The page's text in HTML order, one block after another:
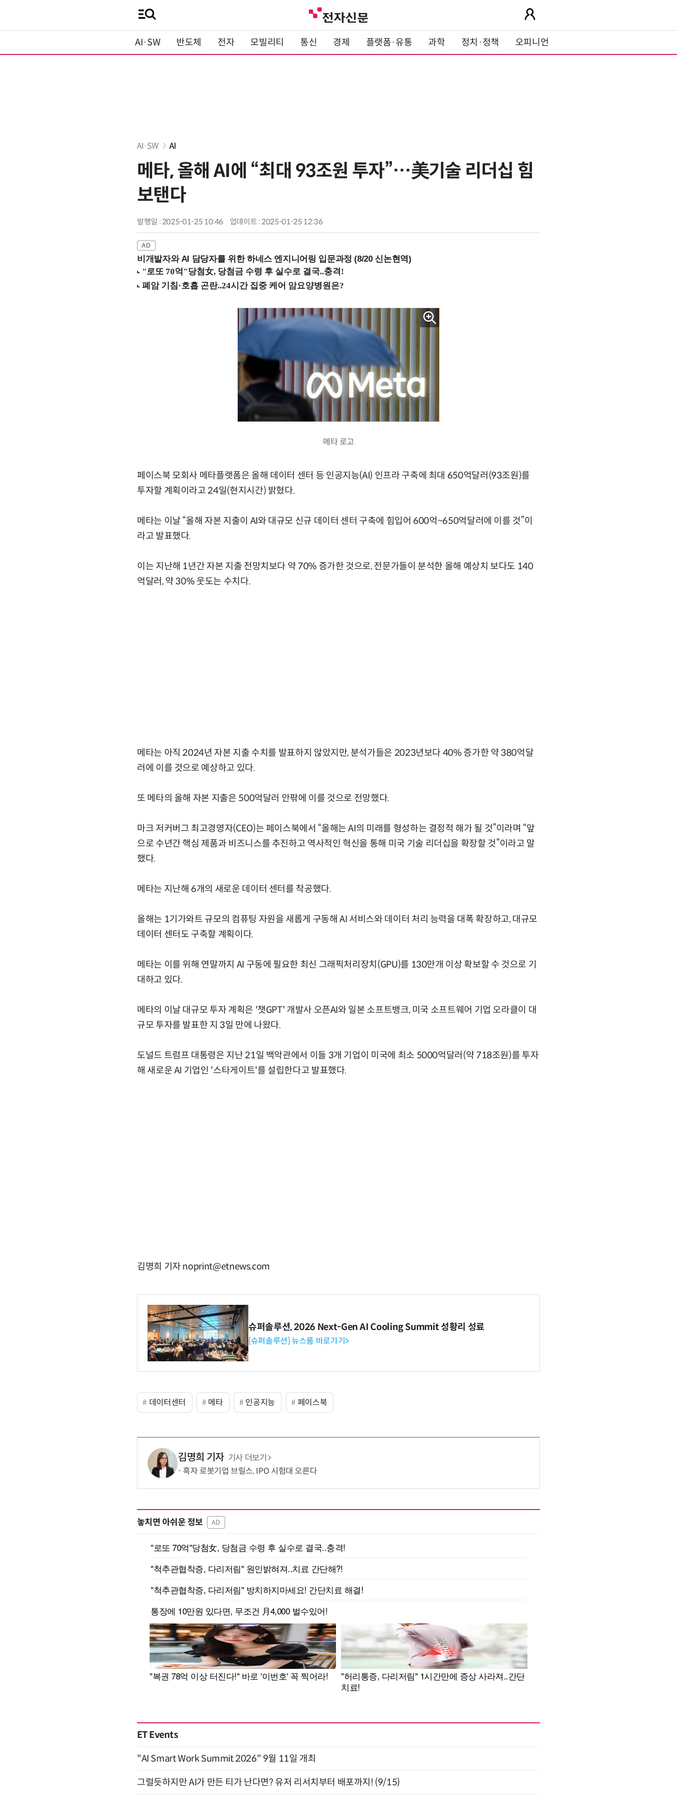
AI·SW 반도체 전자 모빌리티 통신 경제 플랫폼·유통 과학 정치·정책 오피니언
AI·SW AI
메타, 올해 AI에 “최대 93조원 투자”…美기술 리더십 힘
보탠다
발행일 : 2025-01-25 10:46 업데이트 : 2025-01-25 12:36
비개발자와 AI 담당자를 위한 하네스 엔지니어링 입문과정 (8/20 신논현역)
메타 로고
페이스북 모회사 메타플랫폼은 올해 데이터 센터 등 인공지능(AI) 인프라 구축에 최대 650억달러(93조원)를
투자할 계획이라고 24일(현지시간) 밝혔다.
메타는 이날 “올해 자본 지출이 AI와 대규모 신규 데이터 센터 구축에 힘입어 600억~650억달러에 이를 것”이
라고 발표했다.
이는 지난해 1년간 자본 지출 전망치보다 약 70% 증가한 것으로, 전문가들이 분석한 올해 예상치 보다도 140
억달러, 약 30% 웃도는 수치다.
메타는 아직 2024년 자본 지출 수치를 발표하지 않았지만, 분석가들은 2023년보다 40% 증가한 약 380억달
러에 이를 것으로 예상하고 있다.
또 메타의 올해 자본 지출은 500억달러 안팎에 이를 것으로 전망했다.
마크 저커버그 최고경영자(CEO)는 페이스북에서 “올해는 AI의 미래를 형성하는 결정적 해가 될 것”이라며 “앞
으로 수년간 핵심 제품과 비즈니스를 추진하고 역사적인 혁신을 통해 미국 기술 리더십을 확장할 것”이라고 말
했다.
메타는 지난해 6개의 새로운 데이터 센터를 착공했다.
올해는 1기가와트 규모의 컴퓨팅 자원을 새롭게 구동해 AI 서비스와 데이터 처리 능력을 대폭 확장하고, 대규모
데이터 센터도 구축할 계획이다.
메타는 이를 위해 연말까지 AI 구동에 필요한 최신 그래픽처리장치(GPU)를 130만개 이상 확보할 수 것으로 기
대하고 있다.
메타의 이날 대규모 투자 계획은 '챗GPT' 개발사 오픈AI와 일본 소프트뱅크, 미국 소프트웨어 기업 오라클이 대
규모 투자를 발표한 지 3일 만에 나왔다.
도널드 트럼프 대통령은 지난 21일 백악관에서 이들 3개 기업이 미국에 최소 5000억달러(약 718조원)를 투자
해 새로운 AI 기업인 '스타게이트'를 설립한다고 발표했다.
김명희 기자 noprint@etnews.com
슈퍼솔루션, 2026 Next-Gen AI Cooling Summit 성황리 성료
[슈퍼솔루션] 뉴스룸 바로가기>
데이터센터 메타 인공지능 페이스북
김명희 기자 기사 더보기
흑자 로봇기업 브릴스, IPO 시험대 오른다
놓치면 아쉬운 정보 AD
ET Events
"AI Smart Work Summit 2026" 9월 11일 개최
그럴듯하지만 AI가 만든 티가 난다면? 유저 리서치부터 배포까지! (9/15)